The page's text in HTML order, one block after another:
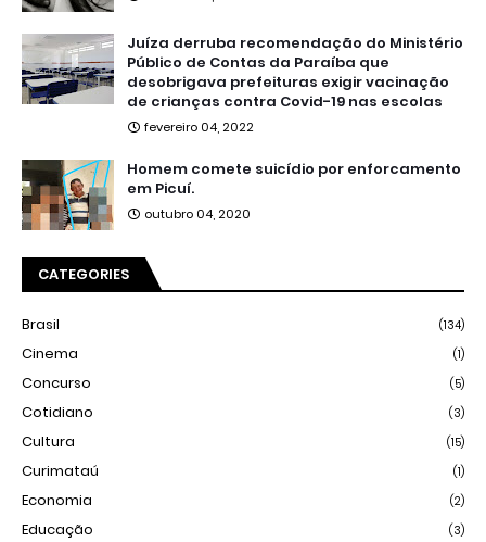
Juíza derruba recomendação do Ministério
Público de Contas da Paraíba que
desobrigava prefeituras exigir vacinação
de crianças contra Covid-19 nas escolas
fevereiro 04, 2022
Homem comete suicídio por enforcamento
em Picuí.
outubro 04, 2020
CATEGORIES
Brasil (134)
Cinema (1)
Concurso (5)
Cotidiano (3)
Cultura (15)
Curimataú (1)
Economia (2)
Educação (3)